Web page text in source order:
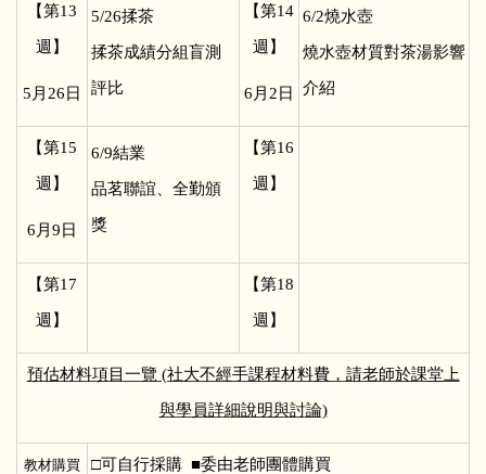
【第13
週】
5 月26日
5/26揉茶
揉茶成績分組盲測
評比
【第14
週】
6 月2日
6/2燒水壺
燒水壺材質對茶湯影響
介紹
【第15
週】
6 月9日
6/9結業
品茗聯誼、全勤頒
獎
【第16
週】
【第17
週】
【第18
週】
預估材料項目一覽 (社大不經手課程材料費，請老師於課堂上
與學員詳細說明與討論)
教材購買 □可自行採購 ■委由老師團體購買